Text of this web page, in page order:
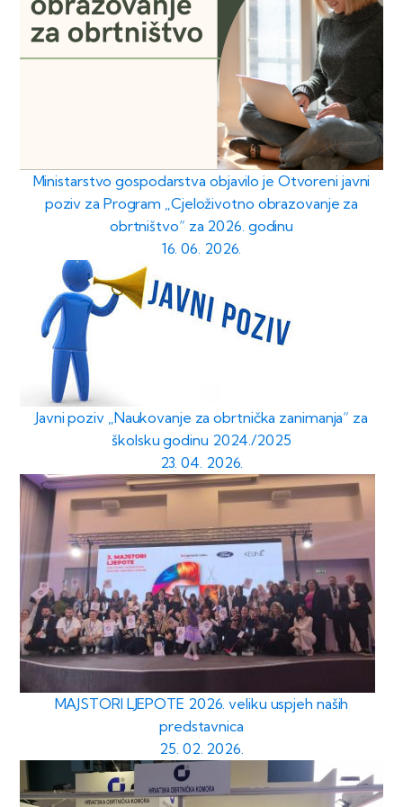
Ministarstvo gospodarstva objavilo je Otvoreni javni
poziv za Program „Cjeloživotno obrazovanje za
obrtništvo“ za 2026. godinu
16. 06. 2026.
Javni poziv „Naukovanje za obrtnička zanimanja“ za
školsku godinu 2024./2025
23. 04. 2026.
MAJSTORI LJEPOTE 2026. veliku uspjeh naših
predstavnica
25. 02. 2026.